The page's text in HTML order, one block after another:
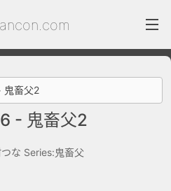
index
鬼畜父2
- 鬼畜父2
な Series:鬼畜父